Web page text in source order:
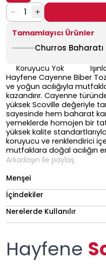
1
Tamamlayıcı Ürünler
Churros Baharatı
Koruyucu Yok
Hayfene Cayenne Biber
ve yoğun acılığıyla
kazandırır. Cayenne
yüksek Scoville değeriyle
sayesinde hem baharat
yemeklerde homojen bir tat
yüksek kalite
koruyucu ve renklendirici
mutfaklara doğal acılığın
Arkadaşın ile paylaş
Menşei
İçindekiler
Nerelerde Kullanılır
Hayfene